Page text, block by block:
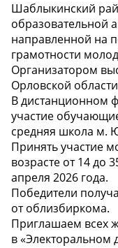
Шаблыкинский
образовательной
направленной на
грамотности
Организатором
Орловской
В дистанционном
участие
средняя школа м.
Принять участие
возрасте от 14 до
апреля 2026 года.
Победители
от облизбиркома.
Приглашаем всех
в «Электоральном